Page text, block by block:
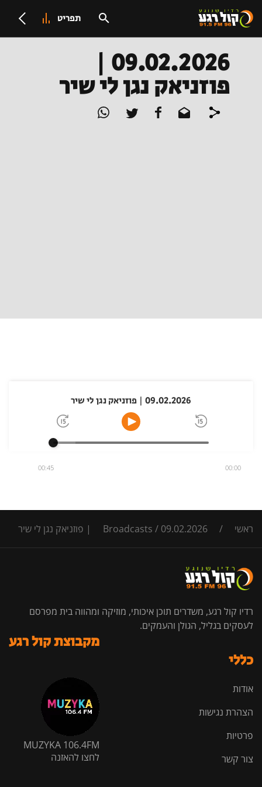
תפריט
09.02.2026 |
פוזניאק נגן לי שיר
09.02.2026 | פוזניאק נגן לי שיר
00:00
00:45
ראשי /
Broadcasts / 09.02.2026 | פוזניאק נגן לי שיר
רדיו קול רגע, משדרים תוכן איכותי, מוזיקה ומהווה בית מפרסם
לעסקים בגליל, הגולן והעמקים.
כללי
אודות
הצהרת נגישות
פרטיות
צור קשר
מקבוצת קול רגע
MUZYKA 106.4FM
לחצו להאזנה